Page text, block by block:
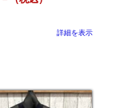
詳細を表示